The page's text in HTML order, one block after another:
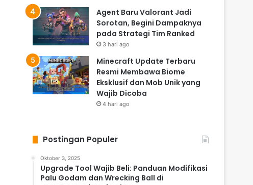
Agent Baru Valorant Jadi
Sorotan, Begini Dampaknya
pada Strategi Tim Ranked
3 hari ago
Minecraft Update Terbaru
Resmi Membawa Biome
Eksklusif dan Mob Unik yang
Wajib Dicoba
4 hari ago
Postingan Populer
Oktober 3, 2025
Upgrade Tool Wajib Beli: Panduan Modifikasi
Palu Godam dan Wrecking Ball di